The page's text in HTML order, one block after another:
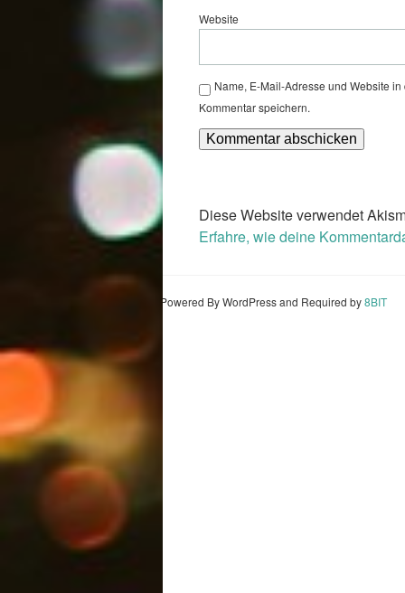
Website
Name, E-Mail-Adresse und Website
Kommentar speichern.
Diese Website verwendet
Erfahre, wie deine
Powered By WordPress and Required by8BIT